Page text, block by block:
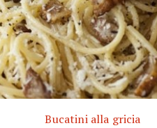
Bucatini alla gricia